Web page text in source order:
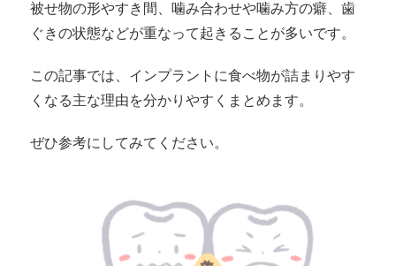
被せ物の形やすき間、噛み合わせや噛み方の癖、歯
ぐきの状態などが重なって起きることが多いです。
この記事では、インプラントに食べ物が詰まりやす
くなる主な理由を分かりやすくまとめます。
ぜひ参考にしてみてください。